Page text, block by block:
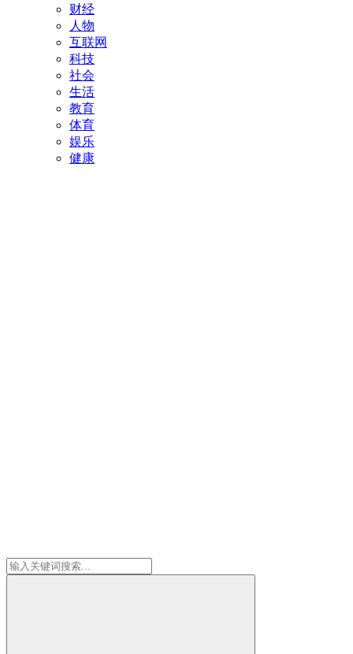
财经
人物
互联网
科技
社会
生活
教育
体育
娱乐
健康